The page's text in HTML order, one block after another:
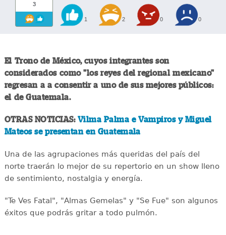
3
1 2 0 0
El Trono de México, cuyos integrantes son
considerados como "los reyes del regional mexicano"
regresan a a consentir a uno de sus mejores públicos:
el de Guatemala.
OTRAS NOTICIAS:Vilma Palma e Vampiros y Miguel
Mateos se presentan en Guatemala
Una de las agrupaciones más queridas del país del
norte traerán lo mejor de su repertorio en un show lleno
de sentimiento, nostalgia y energía.
"Te Ves Fatal", "Almas Gemelas" y "Se Fue" son algunos
éxitos que podrás gritar a todo pulmón.